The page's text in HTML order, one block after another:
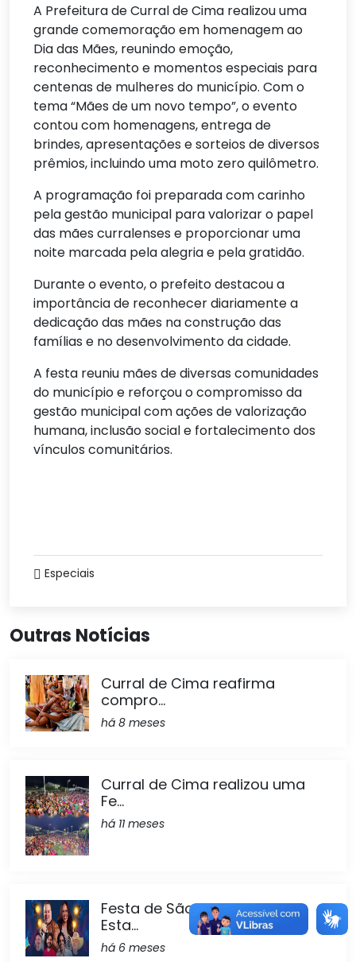
A Prefeitura de Curral de Cima realizou uma
grande comemoração em homenagem ao
Dia das Mães, reunindo emoção,
reconhecimento e momentos especiais para
centenas de mulheres do município. Com o
tema “Mães de um novo tempo”, o evento
contou com homenagens, entrega de
brindes, apresentações e sorteios de diversos
prêmios, incluindo uma moto zero quilômetro.
A programação foi preparada com carinho
pela gestão municipal para valorizar o papel
das mães curralenses e proporcionar uma
noite marcada pela alegria e pela gratidão.
Durante o evento, o prefeito destacou a
importância de reconhecer diariamente a
dedicação das mães na construção das
famílias e no desenvolvimento da cidade.
A festa reuniu mães de diversas comunidades
do município e reforçou o compromisso da
gestão municipal com ações de valorização
humana, inclusão social e fortalecimento dos
vínculos comunitários.
Especiais
Outras Notícias
Curral de Cima reafirma
compro...
há 8 meses
Curral de Cima realizou uma
Fe...
há 11 meses
Festa de São Sebastião de
Esta...
há 6 meses